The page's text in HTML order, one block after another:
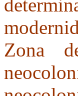
Zona